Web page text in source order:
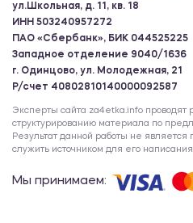
ул.Школьная, д. 11, кв. 18
ИНН 503240957272
ПАО «Сбербанк», БИК 044525225
Западное отделение 9040/1636
г. Одинцово, ул. Молодежная, 21
Р/счет 40802810140000092587
Эксперты сайта za4etka.info проводят
структурированию материала по
Результат данной работы не
служить источником для его
Мы принимаем: